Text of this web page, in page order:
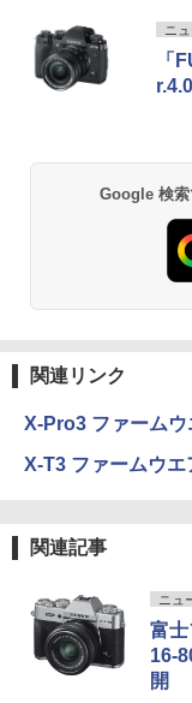
ニ
「
Google 検索
関連リンク
X-Pro3 ファームウ
X-T3 ファームウエ
関連記事
ニュ
富
16-
開